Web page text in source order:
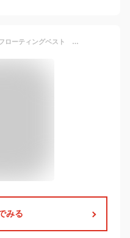
ライフジャケット子供 子供用フローティングベスト 子供用ライフジャケット 海水浴 水遊び 釣り 川遊び フローティング 救命胴衣 ジュニアフローティング ライフベスト ジュニア シュノーケリング プール マリンスポーツ フィッシング 釣り 防災 カヌー
みる